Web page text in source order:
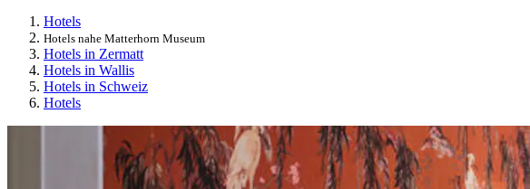
Hotels
Hotels nahe Matterhorn Museum
Hotels in Zermatt
Hotels in Wallis
Hotels in Schweiz
Hotels